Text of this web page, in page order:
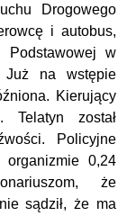
Drogowego
i autobus,
Podstawowej w
Już na wstępie
Kierujący
Telatyn został
Policyjne
0,24
że
sądził, że ma